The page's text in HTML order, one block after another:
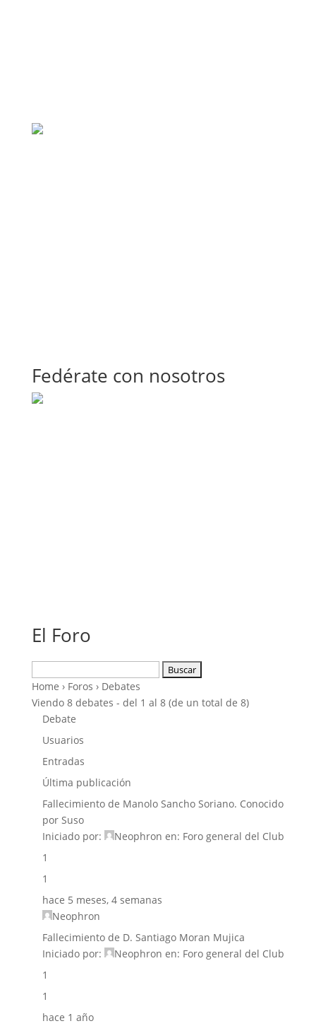
Fedérate con nosotros
El Foro
Home › Foros › Debates
Viendo 8 debates - del 1 al 8 (de un total de 8)
Debate
Usuarios
Entradas
Última publicación
Fallecimiento de Manolo Sancho Soriano. Conocido
por Suso
Iniciado por:
Neophron en: Foro general del Club
1
1
hace 5 meses, 4 semanas
Neophron
Fallecimiento de D. Santiago Moran Mujica
Iniciado por:
Neophron en: Foro general del Club
1
1
hace 1 año